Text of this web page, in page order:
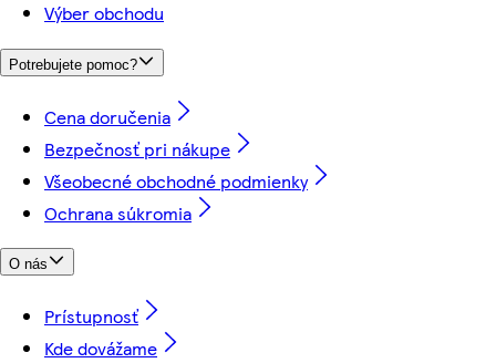
Výber obchodu
Potrebujete pomoc?
Cena doručenia
Bezpečnosť pri nákupe
Všeobecné obchodné podmienky
Ochrana súkromia
O nás
Prístupnosť
Kde dovážame